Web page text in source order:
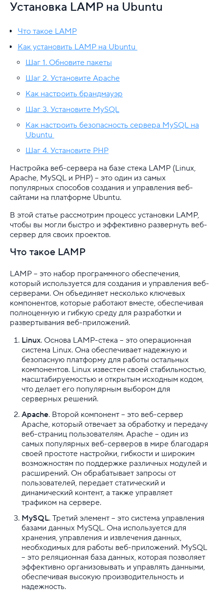
Перенос сайта с вирт. хостинга на VDS
Установка и настройка ПО
Ubuntu
Графические оболочки Ubuntu
Начальная настройка Ubuntu Server 22.04
Установка Rocket.Chat на Ubuntu
Как установить Docker на Ubuntu 22.04:
Установка и настройка Apache на Ubuntu 22.04
Ubuntu: что это и для кого
Как установить FTP-сервер на Ubuntu
Автоматизация задач с помощью cron в Ubuntu
Как обновить сервер до Ubuntu 22.04.
Как установить Node.js в Ubuntu 20.04
Установка LAMP на Ubuntu
Настройка NFS в Ubuntu
Аренда VPS с Ubuntu
Управление услугой VDS
Диагностика и исправление неполадок
Панели управления для VPS
Создание и настройка виртуальных машин
SSH
Облачная платформа
Почта
Партнерская программа
Установка LAMP на Ubuntu
Что такое LAMP
Как установить LAMP на Ubuntu
Шаг 1. Обновите пакеты
Шаг 2. Установите Apache
Как настроить брандмауэр
Шаг 3. Установите MySQL
Как настроить безопасность сервера MySQL на
Ubuntu
Шаг 4. Установите PHP
Настройка веб-сервера на базе стека LAMP (Linux,
Apache, MySQL и PHP) – это один из самых
популярных способов создания и управления веб-
сайтами на платформе Ubuntu.
В этой статье рассмотрим процесс установки LAMP,
чтобы вы могли быстро и эффективно развернуть веб-
сервер для своих проектов.
Что такое LAMP
LAMP – это набор программного обеспечения,
который используется для создания и управления веб-
серверами. Он объединяет несколько ключевых
компонентов, которые работают вместе, обеспечивая
полноценную и гибкую среду для разработки и
развертывания веб-приложений.
Linux. Основа LAMP-стека – это операционная
система Linux. Она обеспечивает надежную и
безопасную платформу для работы остальных
компонентов. Linux известен своей стабильностью,
масштабируемостью и открытым исходным кодом,
что делает его популярным выбором для
серверных решений.
Apache. Второй компонент – это веб-сервер
Apache, который отвечает за обработку и передачу
веб-страниц пользователям. Apache – один из
самых популярных веб-серверов в мире благодаря
своей простоте настройки, гибкости и широким
возможностям по поддержке различных модулей и
расширений. Он обрабатывает запросы от
пользователей, передает статический и
динамический контент, а также управляет
трафиком на сервере.
MySQL. Третий элемент – это система управления
базами данных MySQL. Она используется для
хранения, управления и извлечения данных,
необходимых для работы веб-приложений. MySQL
– это реляционная база данных, которая позволяет
эффективно организовывать и управлять данными,
обеспечивая высокую производительность и
надежность.